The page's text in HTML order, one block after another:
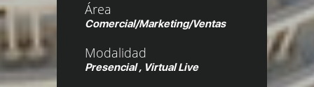
Becas y
estudios
Imagin LaCaixa
Préstamo Imagina
estudios Caja Rural
Comercial / Marketing/
Ventas
Administración de
empresas
Área
Comercial/Marketing/Ventas
Modalidad
Presencial , Virtual Live